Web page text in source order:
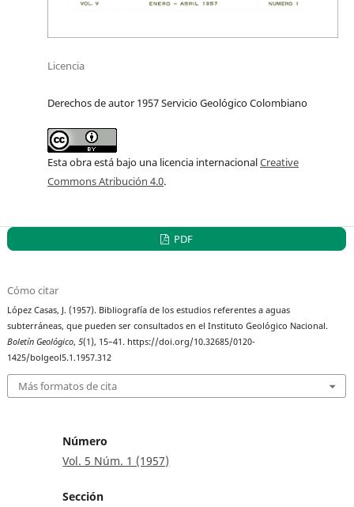
Licencia
Derechos de autor 1957 Servicio Geológico Colombiano
Esta obra está bajo una licencia internacionalCreative
Commons Atribución 4.0.
PDF
Cómo citar
López Casas, J. (1957). Bibliografía de los estudios referentes a aguas
subterráneas, que pueden ser consultados en el Instituto Geológico Nacional.
Boletín Geológico,5(1), 15–41. https://doi.org/10.32685/0120-
1425/bolgeol5.1.1957.312
Más formatos de cita
Número
Vol. 5 Núm. 1 (1957)
Sección